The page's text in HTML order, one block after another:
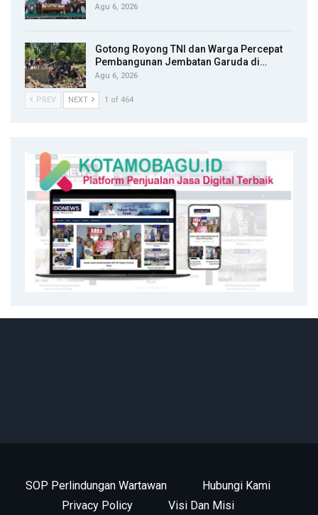
Agu 6, 2026
Gotong Royong TNI dan Warga Percepat
Pembangunan Jembatan Garuda di…
Agu 6, 2026
PREV NEXT 1 of 464
SOP Perlindungan Wartawan
Hubungi Kami
Privacy Policy
Visi Dan Misi